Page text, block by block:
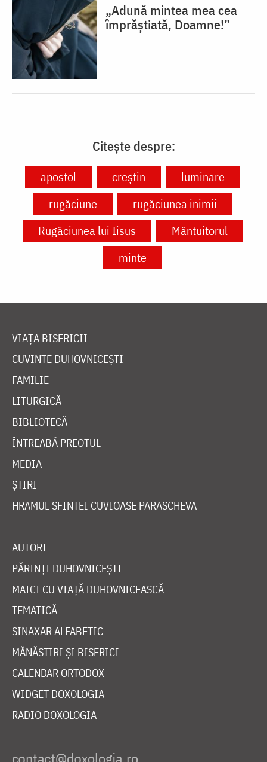
„Adună mintea mea cea
împrăștiată, Doamne!”
Citește despre:
apostol creștin
luminare
rugăciune
rugăciunea inimii
Rugăciunea lui Iisus
Mântuitorul
minte
VIAȚA BISERICII
CUVINTE DUHOVNICEȘTI
FAMILIE
LITURGICĂ
BIBLIOTECĂ
ÎNTREABĂ PREOTUL
MEDIA
ȘTIRI
HRAMUL SFINTEI CUVIOASE PARASCHEVA
AUTORI
PĂRINȚI DUHOVNICEȘTI
MAICI CU VIAȚĂ DUHOVNICEASCĂ
TEMATICĂ
SINAXAR ALFABETIC
MĂNĂSTIRI ȘI BISERICI
CALENDAR ORTODOX
WIDGET DOXOLOGIA
RADIO DOXOLOGIA